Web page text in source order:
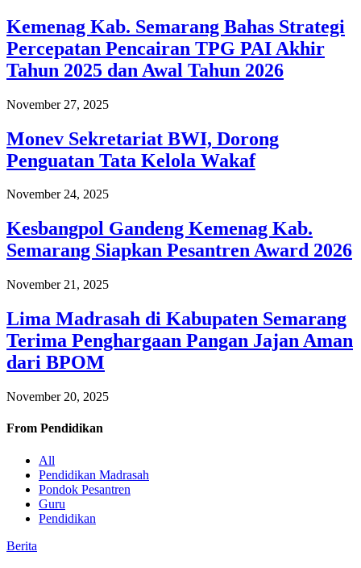
Kemenag Kab. Semarang Bahas Strategi
Percepatan Pencairan TPG PAI Akhir
Tahun 2025 dan Awal Tahun 2026
November 27, 2025
Monev Sekretariat BWI, Dorong
Penguatan Tata Kelola Wakaf
November 24, 2025
Kesbangpol Gandeng Kemenag Kab.
Semarang Siapkan Pesantren Award 2026
November 21, 2025
Lima Madrasah di Kabupaten Semarang
Terima Penghargaan Pangan Jajan Aman
dari BPOM
November 20, 2025
From Pendidikan
All
Pendidikan Madrasah
Pondok Pesantren
Guru
Pendidikan
Berita